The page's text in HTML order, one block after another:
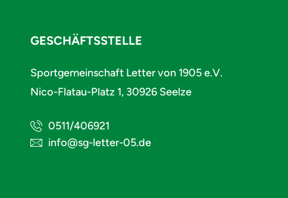
GESCHÄFTSSTELLE
Sportgemeinschaft Letter von 1905 e.V.
Nico-Flatau-Platz 1, 30926 Seelze
0511/406921
info@sg-letter-05.de